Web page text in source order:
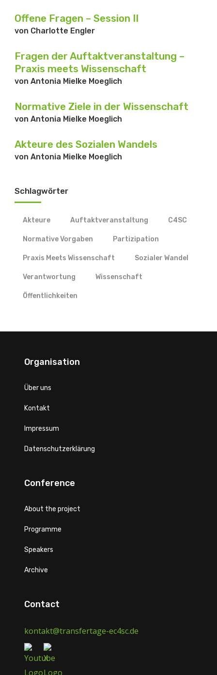
Offene Fragen – Session II
von Charlotte Engler
Fragen der Auftaktveranstaltung –
Praxis meets Wissenschaft
von Antonia Mielke Moeglich
Normative Ziele in der Wissenschaft
von Antonia Mielke Moeglich
Akteure des Sozialen Wandels
von Antonia Mielke Moeglich
Schlagwörter
Akteure Auftaktveranstaltung C4SC
Normative Vorgaben Partizipation
Praxis Meets Wissenschaft Sozialer Wandel
Verantwortung Wissenschaft
Öffentlichkeiten
Organisation
Über uns
Kontakt
Impressum
Datenschutzerklärung
Conference
About the project
Programme
Speakers
Archive
Contact
kontakt@transfertage-ec4sc.de